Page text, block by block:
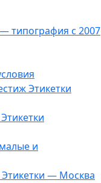
типография с 2007
Этикетки
и
— Москва